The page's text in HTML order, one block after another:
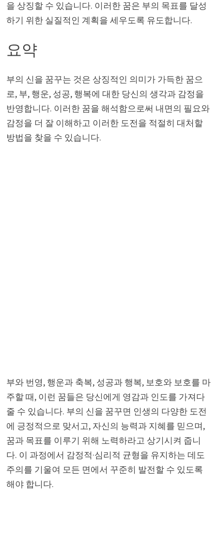
을 상징할 수 있습니다. 이러한 꿈은 부의 목표를 달성
하기 위한 실질적인 계획을 세우도록 유도합니다.
요약
부의 신을 꿈꾸는 것은 상징적인 의미가 가득한 꿈으
로, 부, 행운, 성공, 행복에 대한 당신의 생각과 감정을
반영합니다. 이러한 꿈을 해석함으로써 내면의 필요와
감정을 더 잘 이해하고 이러한 도전을 적절히 대처할
방법을 찾을 수 있습니다.
부와 번영, 행운과 축복, 성공과 행복, 보호와 보호를 마
주할 때, 이런 꿈들은 당신에게 영감과 인도를 가져다
줄 수 있습니다. 부의 신을 꿈꾸면 인생의 다양한 도전
에 긍정적으로 맞서고, 자신의 능력과 지혜를 믿으며,
꿈과 목표를 이루기 위해 노력하라고 상기시켜 줍니
다. 이 과정에서 감정적·심리적 균형을 유지하는 데도
주의를 기울여 모든 면에서 꾸준히 발전할 수 있도록
해야 합니다.